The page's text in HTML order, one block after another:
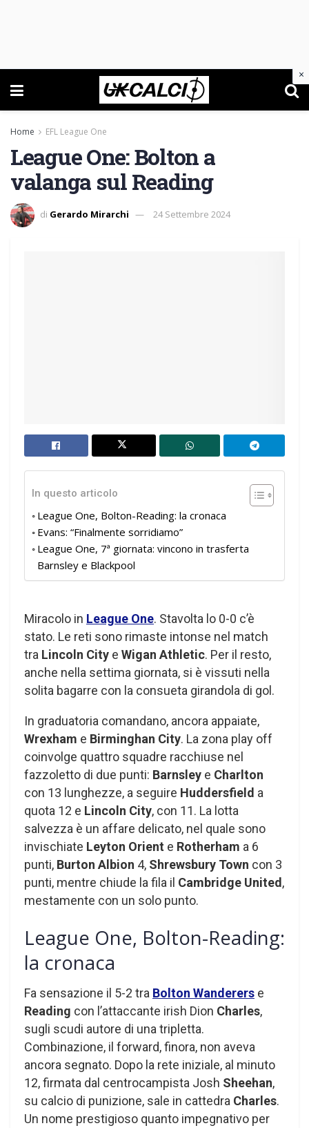
Home EFL League One
League One: Bolton a
valanga sul Reading
di Gerardo Mirarchi 24 Settembre 2024
In questo articolo
League One, Bolton-Reading: la cronaca
Evans: “Finalmente sorridiamo”
League One, 7ª giornata: vincono in trasferta
Barnsley e Blackpool
Miracolo in League One. Stavolta lo 0-0 c’è
stato. Le reti sono rimaste intonse nel match
tra Lincoln City e Wigan Athletic. Per il resto,
anche nella settima giornata, si è vissuti nella
solita bagarre con la consueta girandola di gol.
In graduatoria comandano, ancora appaiate,
Wrexham e Birminghan City. La zona play off
coinvolge quattro squadre racchiuse nel
fazzoletto di due punti: Barnsley e Charlton
con 13 lunghezze, a seguire Huddersfield a
quota 12 e Lincoln City, con 11. La lotta
salvezza è un affare delicato, nel quale sono
invischiate Leyton Orient e Rotherham a 6
punti, Burton Albion 4, Shrewsbury Town con 3
punti, mentre chiude la fila il Cambridge United ,
mestamente con un solo punto.
League One, Bolton-Reading:
la cronaca
Fa sensazione il 5-2 tra Bolton Wanderers e
Reading con l’attaccante irish Dion Charles,
sugli scudi autore di una tripletta.
Combinazione, il forward, finora, non aveva
ancora segnato. Dopo la rete iniziale, al minuto
12, firmata dal centrocampista Josh Sheehan,
su calcio di punizione, sale in cattedra Charles.
Un nome prestigioso quanto impegnativo per
×